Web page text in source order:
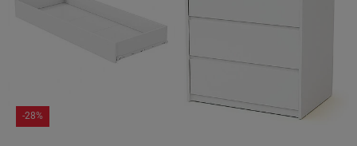
-28%